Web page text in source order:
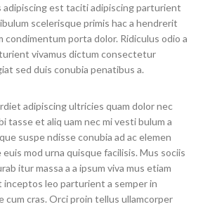
adipiscing est taciti adipiscing parturient
scelerisque primis hac a hendrerit
condimentum porta dolor. Ridiculus odio a
vivamus dictum consectetur
sed duis conubia penatibus a.
adipiscing ultricies quam dolor nec
tasse et aliq uam nec mi vesti bulum a
suspe ndisse conubia ad ac elemen
mod urna quisque facilisis. Mus sociis
itur massa a a ipsum viva mus etiam
inceptos leo parturient a semper in
cum cras. Orci proin tellus ullamcorper